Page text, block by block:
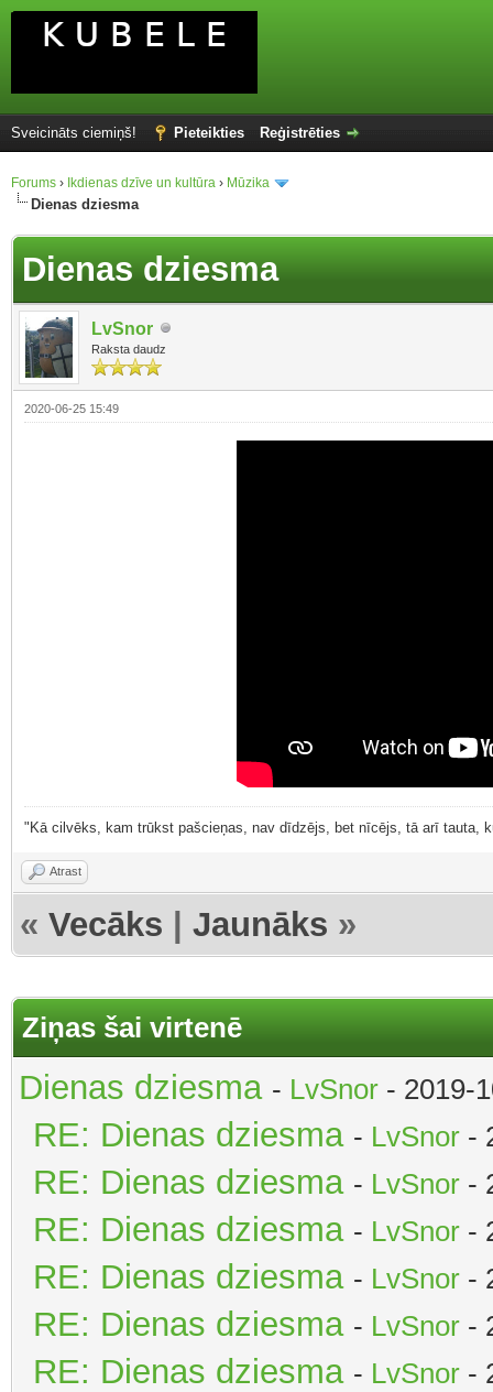
Sveicināts ciemiņš! Pieteikties Reģistrēties
Forums › Ikdienas dzīve un kultūra › Mūzika
Dienas dziesma
Dienas dziesma
LvSnor
Raksta daudz
2020-06-25 15:49
"Kā cilvēks, kam trūkst pašcieņas, nav dīdzējs, bet nīcējs, tā arī tauta,
Atrast
« Vecāks Jaunāks »
Ziņas šai virtenē
Dienas dziesma - LvSnor - 2019-
RE: Dienas dziesma - LvSnor -
RE: Dienas dziesma - LvSnor -
RE: Dienas dziesma - LvSnor -
RE: Dienas dziesma - LvSnor -
RE: Dienas dziesma - LvSnor -
RE: Dienas dziesma - LvSnor -